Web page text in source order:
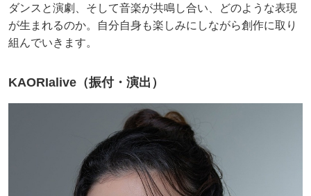
ダンスと演劇、そして音楽が共鳴し合い、どのような表現
が生まれるのか。自分自身も楽しみにしながら創作に取り
組んでいきます。
KAORIalive（振付・演出）